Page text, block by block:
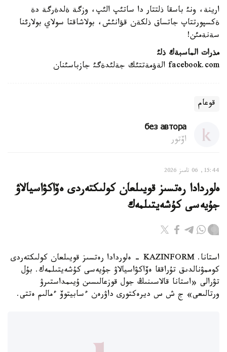
ارينة، ونئ باسقا ذلتتار دا ساتئپ الئپ، وزگة ةلدةرگة دة
ةكسپورتتاپ جاتساق ذلكةن قؤانئش، بولاشاقتا سولاي بولارئنا
سةنةمئن!
مذرات الماسبةك ذلئ
facebook.com الةؤمةتتئك جةلئدةگئ جازباسئنان
قوعام
без автора
اۆتور
15:44, 06 تامىز 2026
ەلوردادا رەتسىز قويىلعان كولىكتەردى ەۆاكۋاسيالاۋ
جۇيەسى كۇشەيتىلمەك
استانا. KAZINFORM - ەلوردادا رەتسىز قويىلعان كولىكتەردى
كوممۋنالدىق تۇراققا ەۆاكۋاسيالاۋ جۇيەسى كۇشەيتىلمەك. بۇل
تۋرالى «استانا قالاسىنىڭ جول قوزعالىسىن ۇيىمداستىرۋ
ورتالىعى» ج ش س ديرەكتورى داۋرەن ءسابيتوۆ ءمالىم ەتتى.